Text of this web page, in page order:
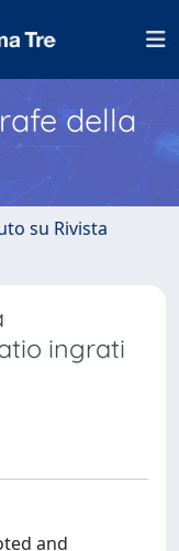
della
su Rivista
ingrati
and